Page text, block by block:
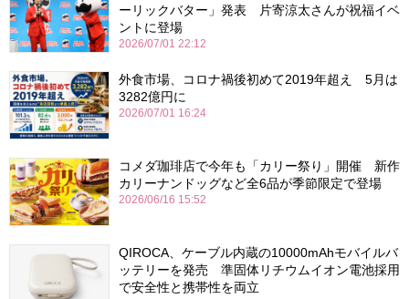
ーリックバター」発表 片寄涼太さんが祝福イベ
ントに登場
2026/07/01 22:12
外食市場、コロナ禍後初めて2019年超え 5月は
3282億円に
2026/07/01 16:24
コメダ珈琲店で今年も「カリー祭り」開催 新作
カリーナンドッグなど全6品が季節限定で登場
2026/06/16 15:52
QIROCA、ケーブル内蔵の10000mAhモバイルバ
ッテリーを発売 準固体リチウムイオン電池採用
で安全性と携帯性を両立